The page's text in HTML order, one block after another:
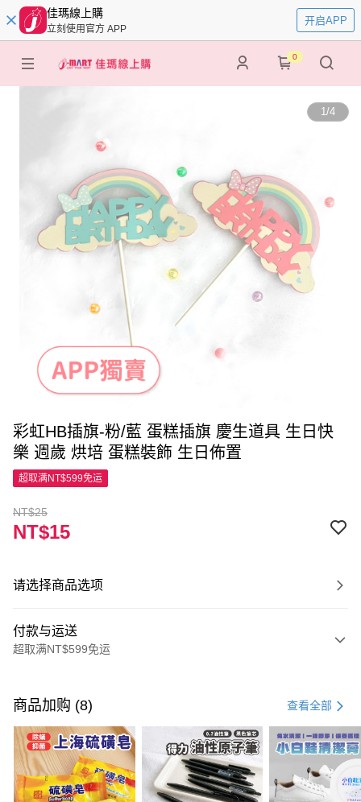
佳瑪線上購
立刻使用官方 APP
开启APP
0
1/4
彩虹HB插旗-粉/藍 蛋糕插旗 慶生道具 生日快
樂 週歲 烘培 蛋糕裝飾 生日佈置
超取满NT$599免运
NT$25
NT$15
请选择商品选项
付款与运送
超取满NT$599免运
信用卡一次付款
超商取货付款
LINE Pay
Apple Pay
商品加购 (8) 查看全部